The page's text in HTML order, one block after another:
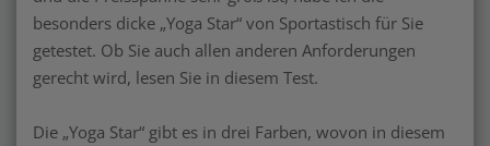
besonders dicke „Yoga Star“ von Sportastisch für Sie
getestet. Ob Sie auch allen anderen Anforderungen
gerecht wird, lesen Sie in diesem Test.
Die „Yoga Star“ gibt es in drei Farben, wovon in diesem